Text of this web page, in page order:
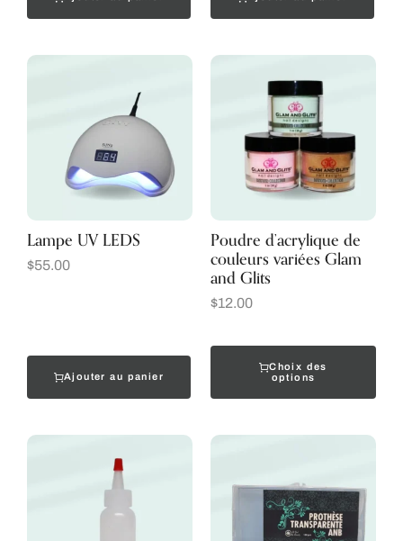
Lampe UV LEDS
$55.00
Ajouter au panier
Poudre d’acrylique de
couleurs variées Glam
and Glits
$12.00
Choix des
options